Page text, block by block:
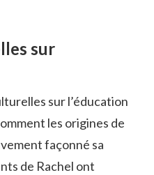
sur
sur l’éducation
les origines de
façonné sa
de Rachel ont